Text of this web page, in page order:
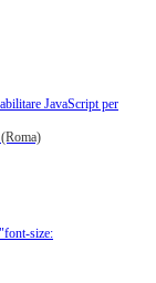
JavaScript per
size: